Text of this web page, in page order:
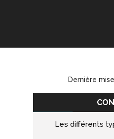
Dernière
Les différents